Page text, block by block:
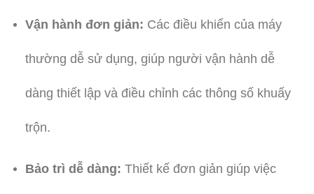
Vận hành đơn giản: Các điều khiển của máy
thường dễ sử dụng, giúp người vận hành dễ
dàng thiết lập và điều chỉnh các thông số khuấy
trộn.
Bảo trì dễ dàng: Thiết kế đơn giản giúp việc